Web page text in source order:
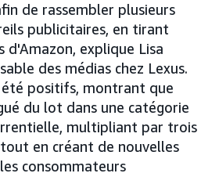
de rassembler plusieurs
publicitaires, en tirant
d'Amazon, explique Lisa
des médias chez Lexus.
positifs, montrant que
du lot dans une catégorie
multipliant par trois
en créant de nouvelles
consommateurs